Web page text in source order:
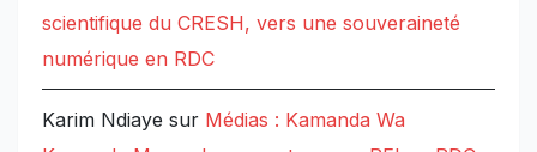
scientifique du CRESH, vers une souveraineté
numérique en RDC
Karim Ndiaye sur Médias : Kamanda Wa